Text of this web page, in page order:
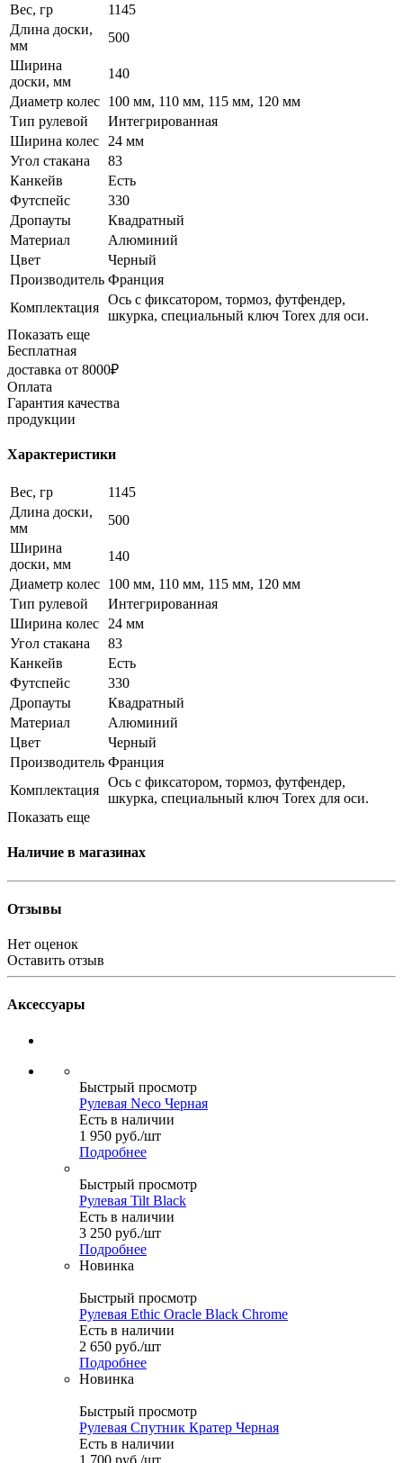
Вес, гр
1145
Длина доски,
мм
500
Ширина
доски, мм
140
Диаметр колес 100 мм, 110 мм, 115 мм, 120 мм
Тип рулевой
Интегрированная
Ширина колес
24 мм
Угол стакана
83
Канкейв
Есть
Футспейс
330
Дропауты
Квадратный
Материал
Алюминий
Цвет
Черный
Производитель Франция
Комплектация
Ось с фиксатором, тормоз, футфендер,
шкурка, специальный ключ Torex для оси.
Показать еще
Бесплатная
доставка от 8000₽
Оплата
Гарантия качества
продукции
Характеристики
Вес, гр
1145
Длина доски,
мм
500
Ширина
доски, мм
140
Диаметр колес 100 мм, 110 мм, 115 мм, 120 мм
Тип рулевой
Интегрированная
Ширина колес
24 мм
Угол стакана
83
Канкейв
Есть
Футспейс
330
Дропауты
Квадратный
Материал
Алюминий
Цвет
Черный
Производитель Франция
Комплектация
Ось с фиксатором, тормоз, футфендер,
шкурка, специальный ключ Torex для оси.
Показать еще
Наличие в магазинах
Отзывы
Нет оценок
Оставить отзыв
Аксессуары
Быстрый просмотр
Рулевая Neco Черная
Есть в наличии
1 950 руб./шт
Подробнее
Быстрый просмотр
Рулевая Tilt Black
Есть в наличии
3 250 руб./шт
Подробнее
Новинка
Быстрый просмотр
Рулевая Ethic Oracle Black Chrome
Есть в наличии
2 650 руб./шт
Подробнее
Новинка
Быстрый просмотр
Рулевая Спутник Кратер Черная
Есть в наличии
1 700 руб. /шт